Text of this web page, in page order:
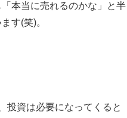
本当に売れるのかな」と半
す(笑)。
投資は必要になってくると